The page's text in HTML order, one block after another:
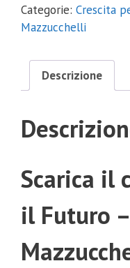
Categorie: Crescita
Mazzucchelli
Descrizione
Scarica il
il Futuro